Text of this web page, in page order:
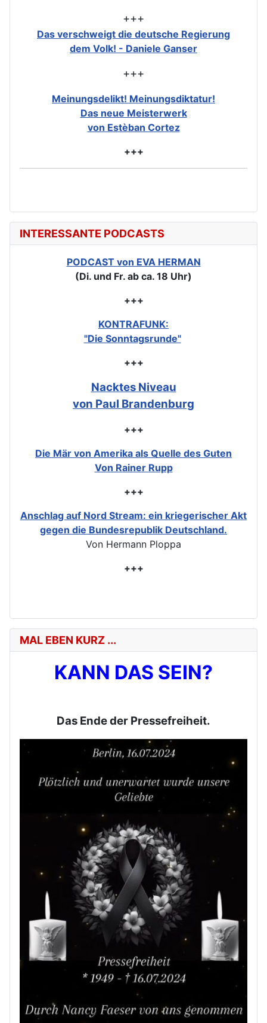
+++
Das verschweigt die deutsche Regierung
dem Volk! - Daniele Ganser
+++
Meinungsdelikt! Meinungsdiktatur!
Das neue Meisterwerk
von Estèban Cortez
+++
INTERESSANTE PODCASTS
PODCAST von EVA HERMAN
(Di. und Fr. ab ca. 18 Uhr)
+++
KONTRAFUNK:
"Die Sonntagsrunde"
+++
Nacktes Niveau
von Paul Brandenburg
+++
Die Mär von Amerika als Quelle des Guten
Von Rainer Rupp
+++
Anschlag auf Nord Stream: ein kriegerischer Akt
gegen die Bundesrepublik Deutschland.
Von Hermann Ploppa
+++
MAL EBEN KURZ ...
KANN DAS SEIN?
Das Ende der Pressefreiheit.